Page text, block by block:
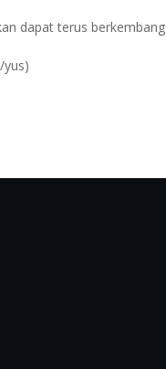
dapat terus berkembang
yus)